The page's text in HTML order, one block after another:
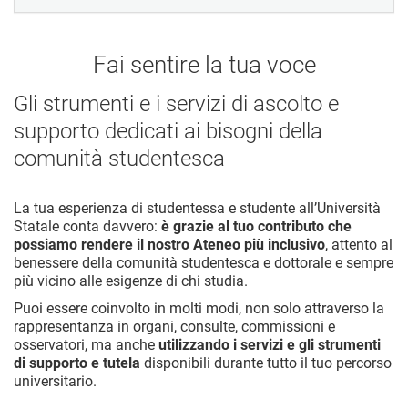
Fai sentire la tua voce
Gli strumenti e i servizi di ascolto e
supporto dedicati ai bisogni della
comunità studentesca
La tua esperienza di studentessa e studente all’Università
Statale conta davvero: è grazie al tuo contributo che
possiamo rendere il nostro Ateneo più inclusivo, attento al
benessere della comunità studentesca e dottorale e sempre
più vicino alle esigenze di chi studia.
Puoi essere coinvolto in molti modi, non solo attraverso la
rappresentanza in organi, consulte, commissioni e
osservatori, ma anche utilizzando i servizi e gli strumenti
di supporto e tutela disponibili durante tutto il tuo percorso
universitario.